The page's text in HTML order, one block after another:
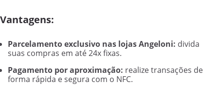
Vantagens:
Parcelamento exclusivo nas lojas Angeloni: divida
suas compras em até 24x fixas.
Pagamento por aproximação: realize transações de
forma rápida e segura com o NFC.